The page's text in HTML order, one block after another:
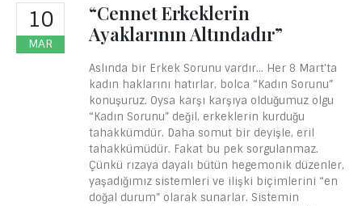
10
MAR
“Cennet Erkeklerin
Ayaklarının Altındadır”
Aslında bir Erkek Sorunu vardır… Her 8 Mart’ta
kadın haklarını hatırlar, bolca “Kadın Sorunu”
konuşuruz. Oysa karşı karşıya olduğumuz olgu
“Kadın Sorunu” değil, erkeklerin kurduğu
tahakkümdür. Daha somut bir deyişle, eril
tahakkümüdür. Fakat bu pek sorgulanmaz.
Çünkü rızaya dayalı bütün hegemonik düzenler,
yaşadığımız sistemleri ve ilişki biçimlerini “en
doğal durum” olarak sunarlar. Sistemin